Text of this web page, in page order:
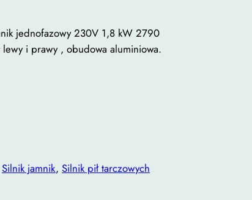
jednofazowy 230V 1,8 kW 2790
i prawy , obudowa aluminiowa.
Silnik jamnik, Silnik pił tarczowych